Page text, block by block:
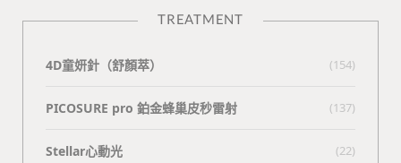
TREATMENT
4D童妍針（舒顏萃） (154)
PICOSURE pro 鉑金蜂巢皮秒雷射 (137)
Stellar心動光 (22)